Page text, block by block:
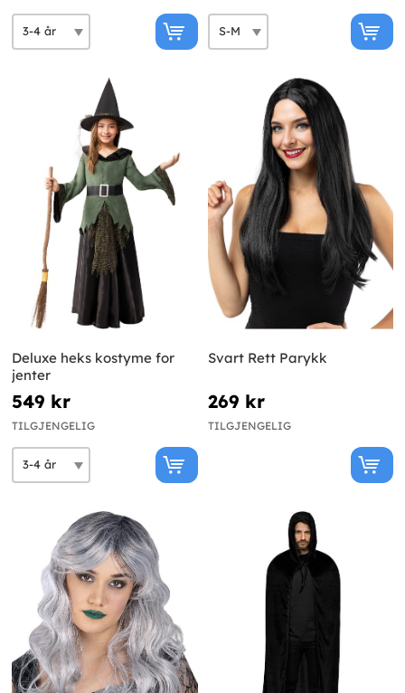
Deluxe heks kostyme for
jenter
549 kr
TILGJENGELIG
Svart Rett Parykk
269 kr
TILGJENGELIG